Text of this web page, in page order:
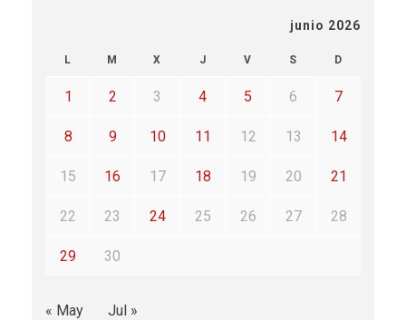
junio 2026
L M X J V S D
1 2 3 4 5 6 7
8 9 10 11 12 13 14
15 16 17 18 19 20 21
22 23 24 25 26 27 28
29 30
« May Jul »